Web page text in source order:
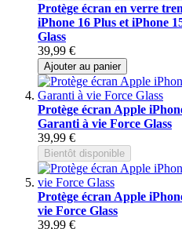
Protège écran en verre
iPhone 16 Plus et iPhone
Glass
39,99 €
Ajouter au panier
Protège écran Apple
Garanti à vie Force Glass
39,99 €
Bientôt disponible
Protège écran Apple
vie Force Glass
39,99 €